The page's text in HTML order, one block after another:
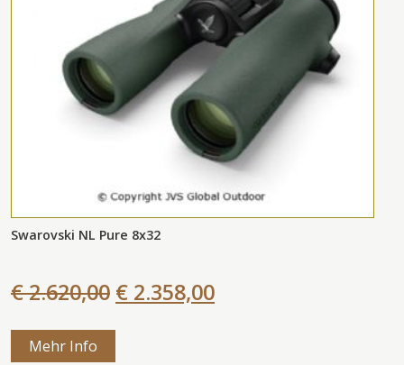
Swarovski NL Pure 8x32
€ 2.620,00 € 2.358,00
Mehr Info